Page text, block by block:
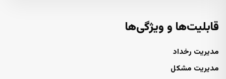
قابلیت‌ها و ویژگی‌ها
مدیریت رخداد
مدیریت مشکل